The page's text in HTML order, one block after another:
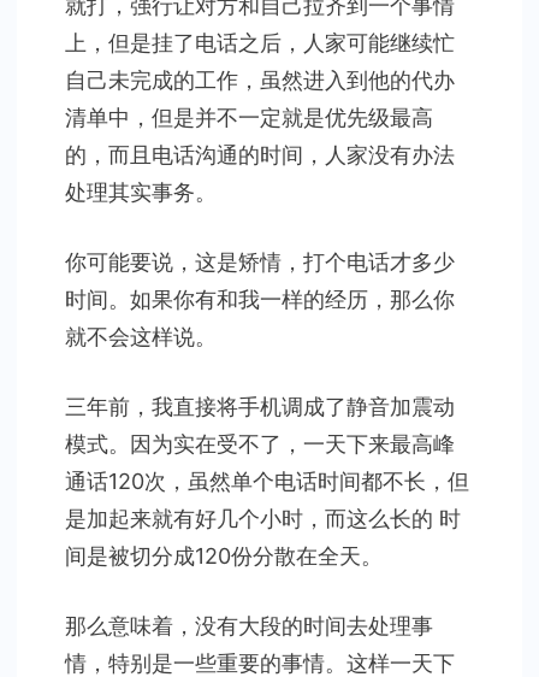
就打，强行让对方和自己拉齐到一个事情
上，但是挂了电话之后，人家可能继续忙
自己未完成的工作，虽然进入到他的代办
清单中，但是并不一定就是优先级最高
的，而且电话沟通的时间，人家没有办法
处理其实事务。
你可能要说，这是矫情，打个电话才多少
时间。如果你有和我一样的经历，那么你
就不会这样说。
三年前，我直接将手机调成了静音加震动
模式。因为实在受不了，一天下来最高峰
通话120次，虽然单个电话时间都不长，但
是加起来就有好几个小时，而这么长的 时
间是被切分成120份分散在全天。
那么意味着，没有大段的时间去处理事
情，特别是一些重要的事情。这样一天下